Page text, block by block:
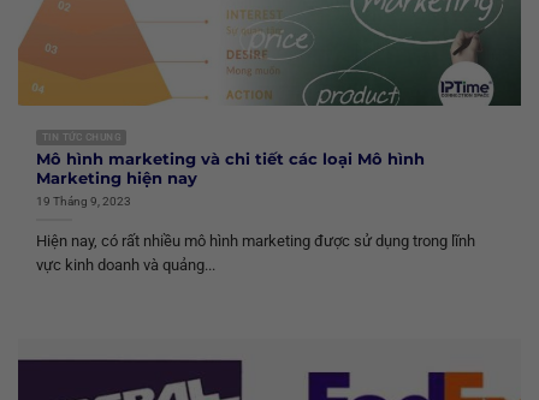
TIN TỨC CHUNG
Mô hình marketing và chi tiết các loại Mô hình
Marketing hiện nay
19 Tháng 9, 2023
Hiện nay, có rất nhiều mô hình marketing được sử dụng trong lĩnh
vực kinh doanh và quảng...